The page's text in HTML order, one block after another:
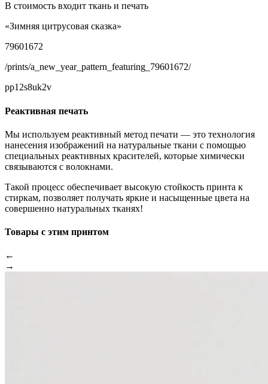
В стоимость входит ткань и печать
«Зимняя цитрусовая сказка»
79601672
/prints/a_new_year_pattern_featuring_79601672/
pp12s8uk2v
Реактивная печать
Мы используем реактивный метод печати — это технология
нанесения изображений на натуральные ткани с помощью
специальных реактивных красителей, которые химически
связываются с волокнами.
Такой процесс обеспечивает высокую стойкость принта к
стиркам, позволяет получать яркие и насыщенные цвета на
совершенно натуральных тканях!
Товары с этим принтом
←
→